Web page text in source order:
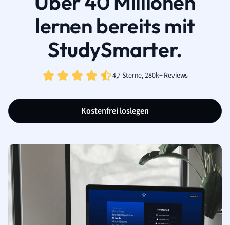
lernen bereits mit
StudySmarter.
4,7 Sterne, 280k+ Reviews
Kostenfrei loslegen